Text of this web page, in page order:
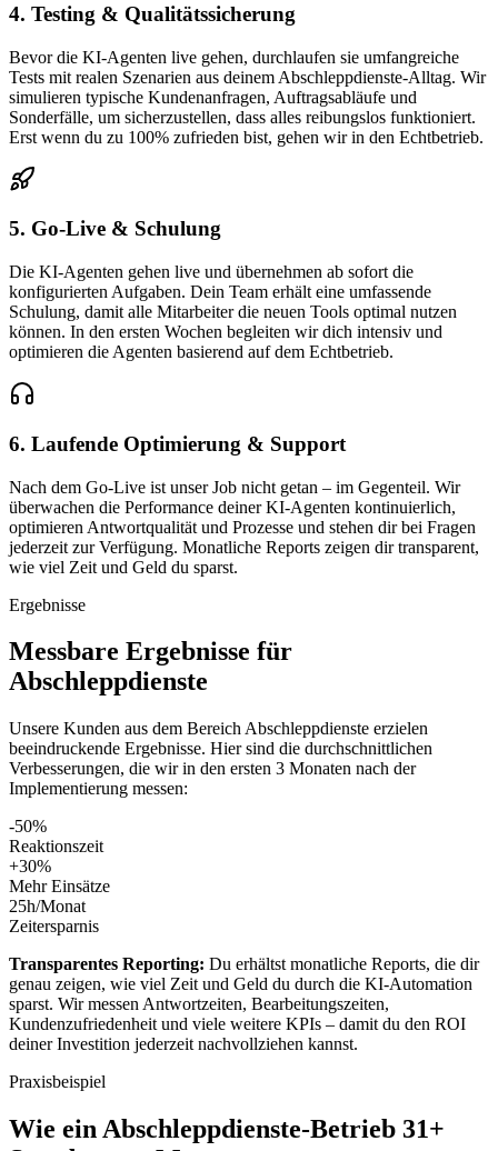
4. Testing & Qualitätssicherung
Bevor die KI-Agenten live gehen, durchlaufen sie umfangreiche
Tests mit realen Szenarien aus deinem Abschleppdienste-Alltag. Wir
simulieren typische Kundenanfragen, Auftragsabläufe und
Sonderfälle, um sicherzustellen, dass alles reibungslos funktioniert.
Erst wenn du zu 100% zufrieden bist, gehen wir in den Echtbetrieb.
5. Go-Live & Schulung
Die KI-Agenten gehen live und übernehmen ab sofort die
konfigurierten Aufgaben. Dein Team erhält eine umfassende
Schulung, damit alle Mitarbeiter die neuen Tools optimal nutzen
können. In den ersten Wochen begleiten wir dich intensiv und
optimieren die Agenten basierend auf dem Echtbetrieb.
6. Laufende Optimierung & Support
Nach dem Go-Live ist unser Job nicht getan – im Gegenteil. Wir
überwachen die Performance deiner KI-Agenten kontinuierlich,
optimieren Antwortqualität und Prozesse und stehen dir bei Fragen
jederzeit zur Verfügung. Monatliche Reports zeigen dir transparent,
wie viel Zeit und Geld du sparst.
Ergebnisse
Messbare Ergebnisse für
Abschleppdienste
Unsere Kunden aus dem Bereich Abschleppdienste erzielen
beeindruckende Ergebnisse. Hier sind die durchschnittlichen
Verbesserungen, die wir in den ersten 3 Monaten nach der
Implementierung messen:
-50%
Reaktionszeit
+30%
Mehr Einsätze
25h/Monat
Zeitersparnis
Transparentes Reporting: Du erhältst monatliche Reports, die dir
genau zeigen, wie viel Zeit und Geld du durch die KI-Automation
sparst. Wir messen Antwortzeiten, Bearbeitungszeiten,
Kundenzufriedenheit und viele weitere KPIs – damit du den ROI
deiner Investition jederzeit nachvollziehen kannst.
Praxisbeispiel
Wie einAbschleppdienste-Betrieb 31+